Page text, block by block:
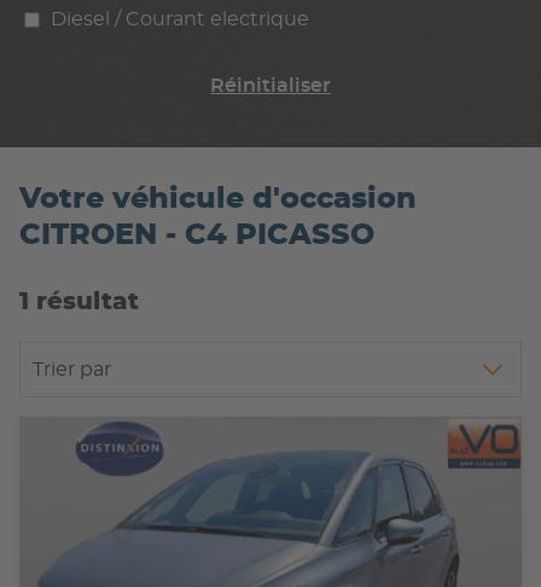
Diesel / Courant electrique
Réinitialiser
Votre véhicule d'occasion
CITROEN - C4 PICASSO
1 résultat
Trier par